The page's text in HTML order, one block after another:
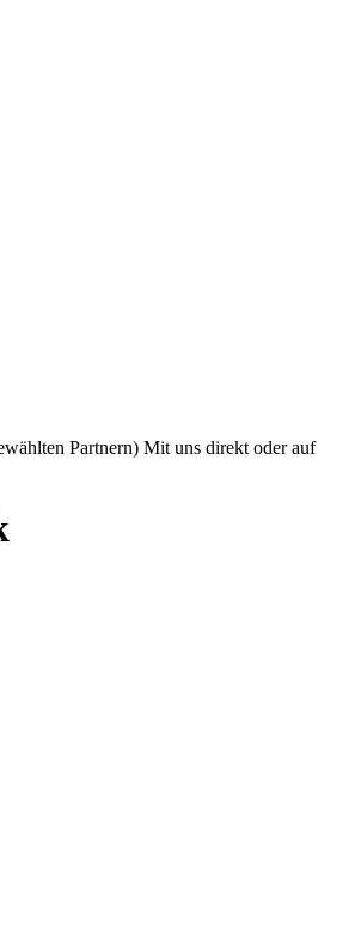
Partnern) Mit uns direkt oder auf